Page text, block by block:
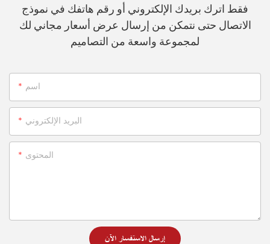
فقط اترك بريدك الإلكتروني أو رقم هاتفك في نموذج
الاتصال حتى نتمكن من إرسال عرض أسعار مجاني لك
لمجموعة واسعة من التصاميم
اسم
البريد الإلكتروني
المحتوى
إرسال الاستفسار الآن